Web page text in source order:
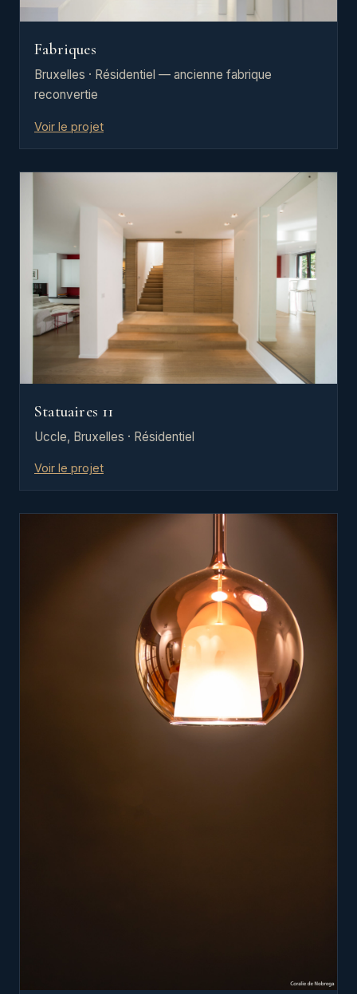
Fabriques
Bruxelles · Résidentiel — ancienne fabrique
reconvertie
Voir le projet
Statuaires 11
Uccle, Bruxelles · Résidentiel
Voir le projet